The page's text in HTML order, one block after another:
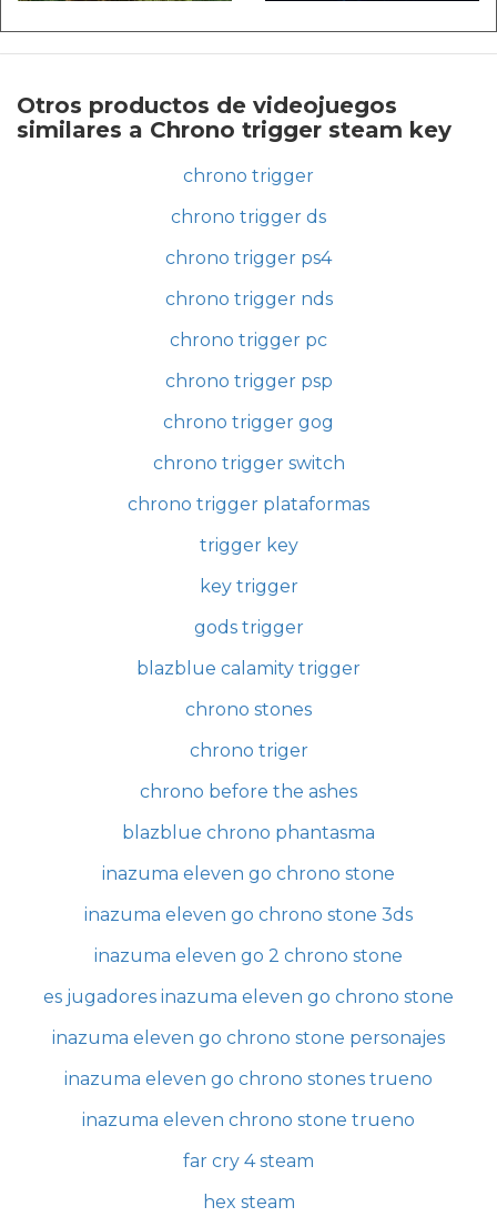
Otros productos de videojuegos
similares a Chrono trigger steam key
chrono trigger
chrono trigger ds
chrono trigger ps4
chrono trigger nds
chrono trigger pc
chrono trigger psp
chrono trigger gog
chrono trigger switch
chrono trigger plataformas
trigger key
key trigger
gods trigger
blazblue calamity trigger
chrono stones
chrono triger
chrono before the ashes
blazblue chrono phantasma
inazuma eleven go chrono stone
inazuma eleven go chrono stone 3ds
inazuma eleven go 2 chrono stone
es jugadores inazuma eleven go chrono stone
inazuma eleven go chrono stone personajes
inazuma eleven go chrono stones trueno
inazuma eleven chrono stone trueno
far cry 4 steam
hex steam